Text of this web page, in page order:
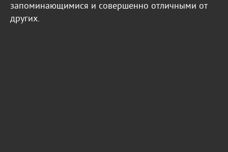
запоминающимися и совершенно отличными от
других.